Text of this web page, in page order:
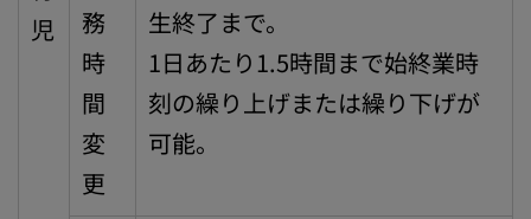
児
務
時
間
変
更
生終了まで。
1日あたり1.5時間まで始終業時
刻の繰り上げまたは繰り下げが
可能。